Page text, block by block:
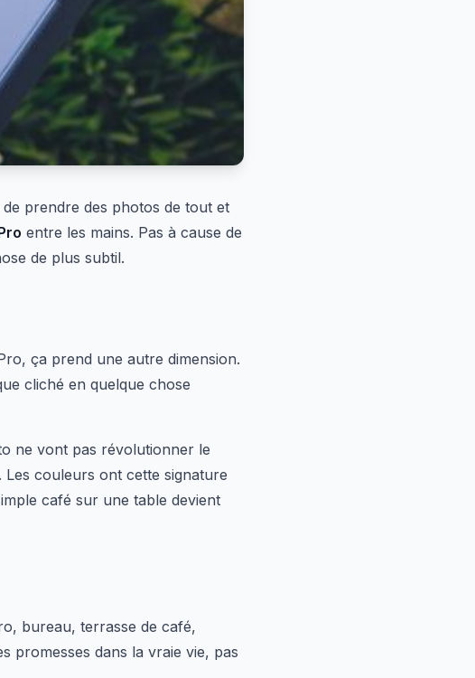
prendre des photos de tout et
entre les mains. Pas à cause de
de plus subtil.
ça prend une autre dimension.
cliché en quelque chose
ne vont pas révolutionner le
couleurs ont cette signature
café sur une table devient
bureau, terrasse de café,
promesses dans la vraie vie, pas